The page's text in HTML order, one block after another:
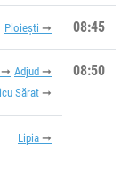
Ploiești 08:45
Adjud
Sărat
08:50
Lipia